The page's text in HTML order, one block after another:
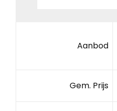
Aanbod
Gem. Prijs